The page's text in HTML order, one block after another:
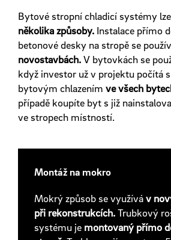
Bytové stropní chladicí systémy
několika způsoby. Instalace přímo
betonové desky na stropě se
novostavbách.V bytovkách se
když investor už v projektu počítá
bytovým chlazením ve všech
případě koupíte byt s již
ve stropech místností.
Montáž na mokro
Mokrý způsob se využíváv
při rekonstrukcích.Trubkový
systému je montovaný přímo